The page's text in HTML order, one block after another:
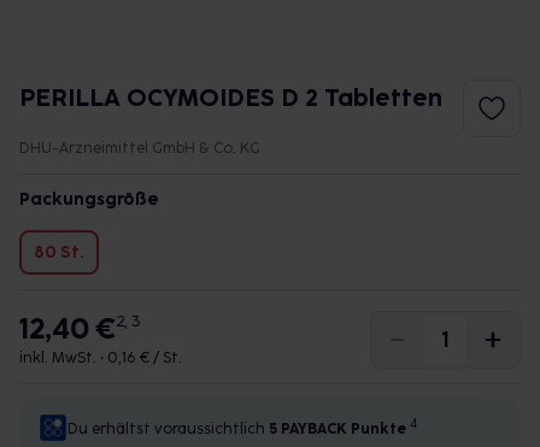
PERILLA OCYMOIDES D 2 Tabletten
DHU-Arzneimittel GmbH & Co. KG
Packungsgröße
80 St.
12,40 €2, 3
inkl. MwSt. • 0,16 € / St.
Du erhältst voraussichtlich 5 PAYBACK Punkte 4